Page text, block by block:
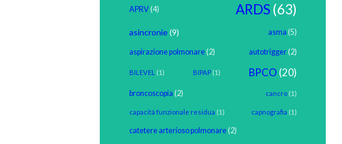
APRV(4) ARDS (63)
asincronie(9) asma (5)
aspirazione polmonare(2) autotrigger(2)
BILEVEL (1) BIPAP (1) BPCO (20)
broncoscopia (2) cancro (1)
capacità funzionale residua (1) capnografia (1)
catetere arterioso polmonare(2)